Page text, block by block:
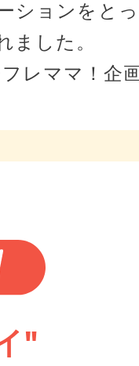
ションをと
ました。
レママ！企
"